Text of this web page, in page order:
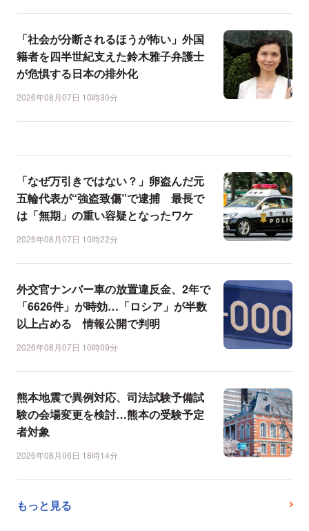
「社会が分断されるほうが怖い」外国
籍者を四半世紀支えた鈴木雅子弁護士
が危惧する日本の排外化
2026年08月07日 10時30分
「なぜ万引きではない？」卵盗んだ元
五輪代表が“強盗致傷”で逮捕 最長で
は「無期」の重い容疑となったワケ
2026年08月07日 10時22分
外交官ナンバー車の放置違反金、2年で
「6626件」が時効…「ロシア」が半数
以上占める 情報公開で判明
2026年08月07日 10時09分
熊本地震で異例対応、司法試験予備試
験の会場変更を検討…熊本の受験予定
者対象
2026年08月06日 18時14分
もっと見る